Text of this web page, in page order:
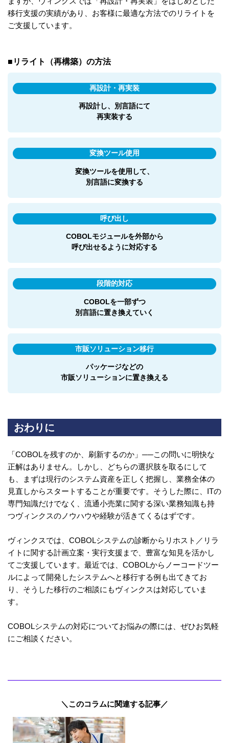
移行支援の実績があり、お客様に最適な方法でのリライトを
ご支援しています。
■リライト（再構築）の方法
再設計・再実装
再設計し、別言語にて
再実装する
変換ツール使用
変換ツールを使用して、
別言語に変換する
呼び出し
COBOLモジュールを外部から
呼び出せるように対応する
段階的対応
COBOLを一部ずつ
別言語に置き換えていく
市販ソリューション移行
パッケージなどの
市販ソリューションに置き換える
おわりに
「COBOLを残すのか、刷新するのか」──この問いに明快な
正解はありません。しかし、どちらの選択肢を取るにして
も、まずは現行のシステム資産を正しく把握し、業務全体の
見直しからスタートすることが重要です。そうした際に、ITの
専門知識だけでなく、流通小売業に関する深い業務知識も持
つヴィンクスのノウハウや経験が活きてくるはずです。
ヴィンクスでは、COBOLシステムの診断からリホスト／リラ
イトに関する計画立案・実行支援まで、豊富な知見を活かし
てご支援しています。最近では、COBOLからノーコードツー
ルによって開発したシステムへと移行する例も出てきてお
り、そうした移行のご相談にもヴィンクスは対応していま
す。
COBOLシステムの対応についてお悩みの際には、ぜひお気軽
にご相談ください。
＼このコラムに関連する記事／